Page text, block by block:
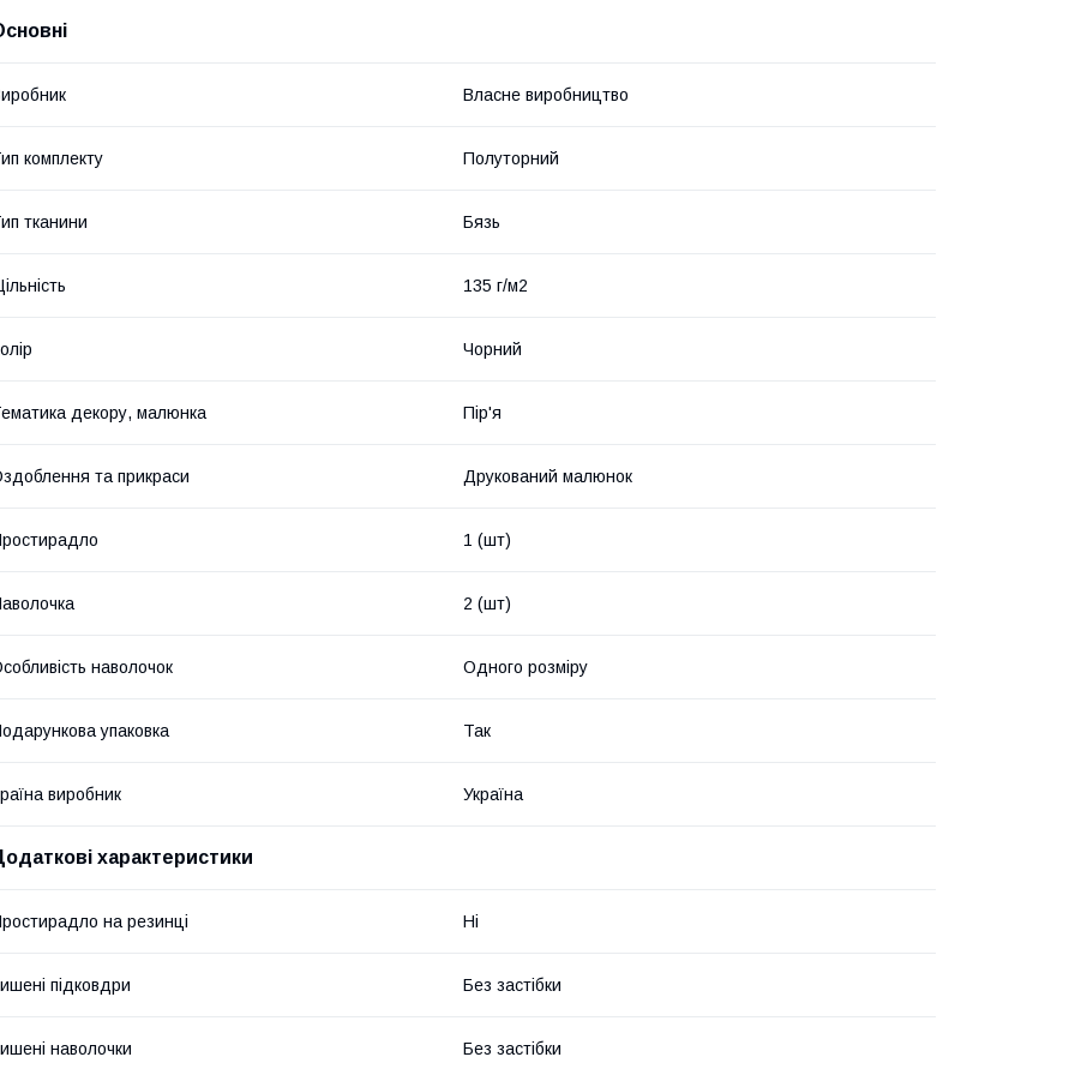
Власне виробництво
комплекту Полуторний
тканини Бязь
135 г/м2
Чорний
декору, малюнка Пір'я
та прикраси Друкований малюнок
1 (шт)
2 (шт)
наволочок Одного розміру
упаковка Так
виробник Україна
характеристики
на резинці Ні
підковдри Без застібки
наволочки Без застібки